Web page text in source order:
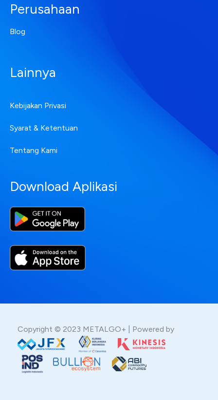
Perusahaan
Blog
Lainnya
Kebijakan Privasi
Syarat & Ketentuan
Tentang Kami
Download Aplikasi
Copyright © 2023 METALGO+ | Powered by